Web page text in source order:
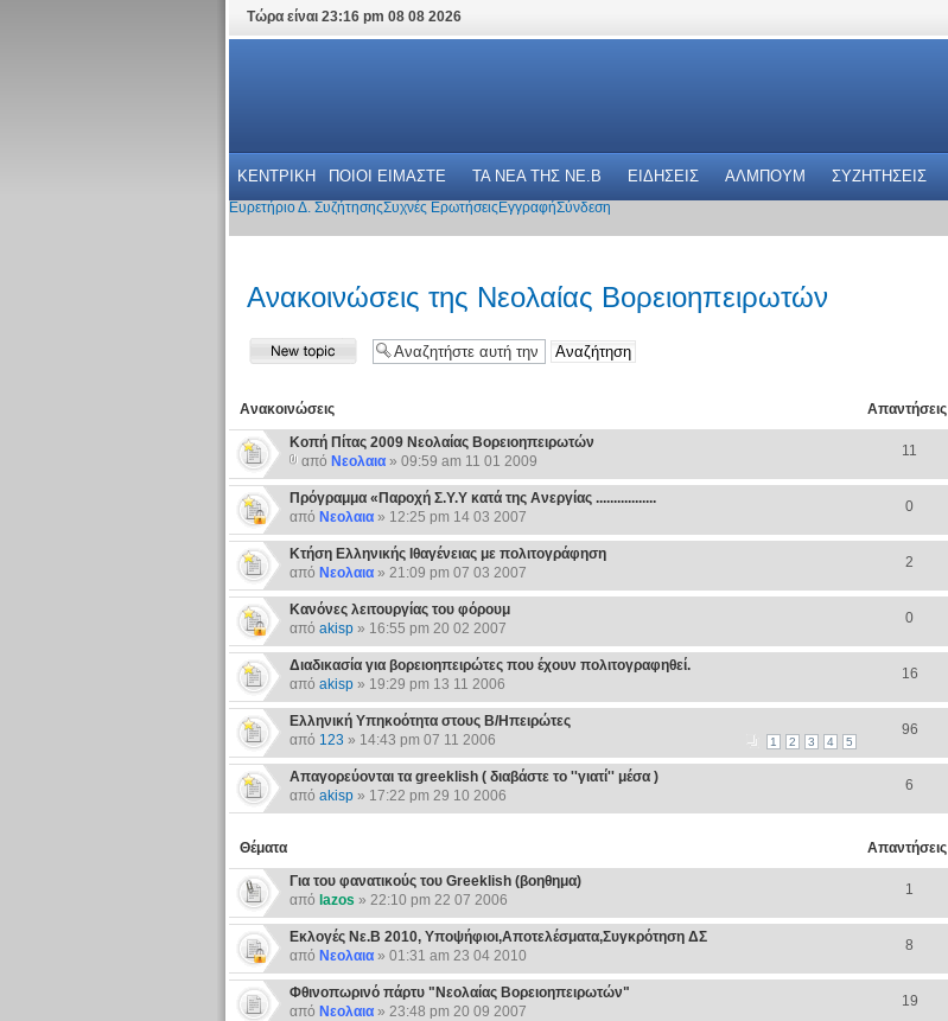
Τώρα είναι 23:16 pm 08 08 2026
ΚΕΝΤΡΙΚΗ ΠΟΙΟΙ ΕΙΜΑΣΤΕ ΤΑ ΝΕΑ THΣ NE.B ΕΙΔΗΣΕΙΣ ΑΛΜΠΟΥΜ ΣΥΖΗΤΗΣΕΙΣ
Ευρετήριο Δ. ΣυζήτησηςΣυχνές Ερωτήσεις ΕγγραφήΣύνδεση
Ανακοινώσεις της Νεολαίας Βορειοηπειρωτών
Ανακοινώσεις Απαντήσεις
Κοπή Πίτας 2009 Νεολαίας Βορειοηπειρωτών
από Νεολαια» 09:59 am 11 01 2009
11
Πρόγραμμα «Παροχή Σ.Υ.Υ κατά της Ανεργίας .................
από Νεολαια» 12:25 pm 14 03 2007
0
Κτήση Ελληνικής Ιθαγένειας με πολιτογράφηση
από Νεολαια» 21:09 pm 07 03 2007
2
Κανόνες λειτουργίας του φόρουμ
από akisp» 16:55 pm 20 02 2007
0
Διαδικασία για βορειοηπειρώτες που έχουν πολιτογραφηθεί.
από akisp» 19:29 pm 13 11 2006
16
Ελληνική Υπηκοότητα στους Β/Ηπειρώτες
1 2 3 4 5
από 123 » 14:43 pm 07 11 2006
96
Απαγορεύονται τα greeklish ( διαβάστε το ''γιατί'' μέσα )
από akisp» 17:22 pm 29 10 2006
6
Θέματα Απαντήσεις
Για του φανατικούς του Greeklish (βοηθημα)
από lazos » 22:10 pm 22 07 2006
1
Εκλογές Νε.Β 2010, Υποψήφιοι,Αποτελέσματα,Συγκρότηση ΔΣ
από Νεολαια» 01:31 am 23 04 2010
8
Φθινοπωρινό πάρτυ "Νεολαίας Βορειοηπειρωτών"
από Νεολαια» 23:48 pm 20 09 2007
19